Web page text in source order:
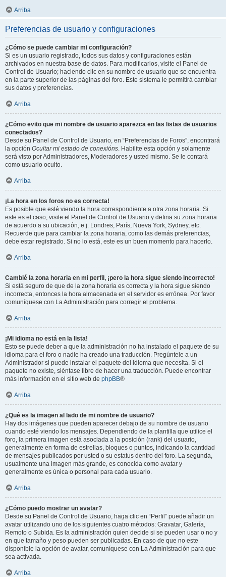
Arriba
Preferencias de usuario y configuraciones
¿Cómo se puede cambiar mi configuración?
Si es un usuario registrado, todos sus datos y configuraciones están
archivados en nuestra base de datos. Para modificarlos, visite el Panel de
Control de Usuario; haciendo clic en su nombre de usuario que se encuentra
en la parte superior de las páginas del foro. Este sistema le permitirá cambiar
sus datos y preferencias.
Arriba
¿Cómo evito que mi nombre de usuario aparezca en las listas de usuarios
conectados?
Desde su Panel de Control de Usuario, en “Preferencias de Foros”, encontrará
la opción Ocultar mi estado de conexións. Habilite esta opción y solamente
será visto por Administradores, Moderadores y usted mismo. Se le contará
como usuario oculto.
Arriba
¡La hora en los foros no es correcta!
Es posible que esté viendo la hora correspondiente a otra zona horaria. Si
este es el caso, visite el Panel de Control de Usuario y defina su zona horaria
de acuerdo a su ubicación, e.j. Londres, París, Nueva York, Sydney, etc.
Recuerde que para cambiar la zona horaria, como las demás preferencias,
debe estar registrado. Si no lo está, este es un buen momento para hacerlo.
Arriba
Cambié la zona horaria en mi perfil, ¡pero la hora sigue siendo incorrecto!
Si está seguro de que de la zona horaria es correcta y la hora sigue siendo
incorrecta, entonces la hora almacenada en el servidor es errónea. Por favor
comuníquese con La Administración para corregir el problema.
Arriba
¡Mi idioma no está en la lista!
Esto se puede deber a que la administración no ha instalado el paquete de su
idioma para el foro o nadie ha creado una traducción. Pregúntele a un
Administrador si puede instalar el paquete del idioma que necesita. Si el
paquete no existe, siéntase libre de hacer una traducción. Puede encontrar
más información en el sitio web de phpBB®
Arriba
¿Qué es la imagen al lado de mi nombre de usuario?
Hay dos imágenes que pueden aparecer debajo de su nombre de usuario
cuando esté viendo los mensajes. Dependiendo de la plantilla que utilice el
foro, la primera imagen está asociada a la posición (rank) del usuario,
generalmente en forma de estrellas, bloques o puntos, indicando la cantidad
de mensajes publicados por usted o su estatus dentro del foro. La segunda,
usualmente una imagen más grande, es conocida como avatar y
generalmente es única o personal para cada usuario.
Arriba
¿Cómo puedo mostrar un avatar?
Desde su Panel de Control de Usuario, haga clic en “Perfil” puede añadir un
avatar utilizando uno de los siguientes cuatro métodos: Gravatar, Galería,
Remoto o Subida. Es la administración quien decide si se pueden usar o no y
en que tamaño y peso pueden ser publicadas. En caso de que no este
disponible la opción de avatar, comuníquese con La Administración para que
sea activada.
Arriba